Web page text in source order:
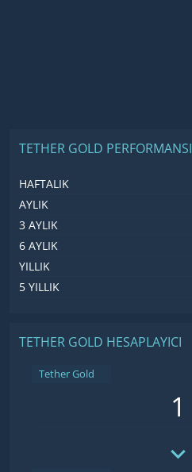
TETHER GOLD PERFORMANSI
HAFTALIK
AYLIK
3 AYLIK
6 AYLIK
YILLIK
5 YILLIK
TETHER GOLD HESAPLAYICI
Tether Gold